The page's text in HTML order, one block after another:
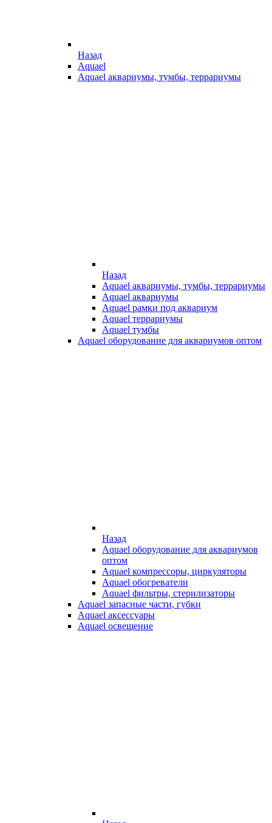
Назад
Aquael
Aquael аквариумы, тумбы, террариумы
Назад
Aquael аквариумы, тумбы, террариумы
Aquael аквариумы
Aquael рамки под аквариум
Aquael террариумы
Aquael тумбы
Aquael оборудование для аквариумов оптом
Назад
Aquael оборудование для аквариумов
оптом
Aquael компрессоры, циркуляторы
Aquael обогреватели
Aquael фильтры, стерилизаторы
Aquael запасные части, губки
Aquael аксессуары
Aquael освещение